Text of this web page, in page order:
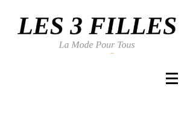
Se connecter